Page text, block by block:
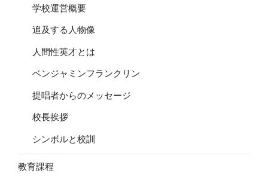
学校運営概要
追及する人物像
人間性英才とは
ベンジャミンフランクリン
提唱者からのメッセージ
校長挨拶
シンボルと校訓
教育課程